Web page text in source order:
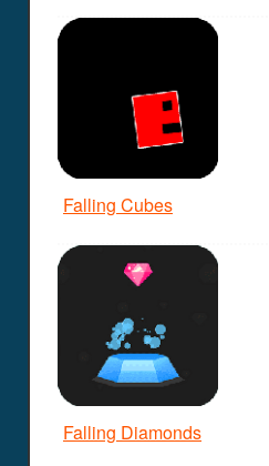
Falling Cubes
Falling Diamonds